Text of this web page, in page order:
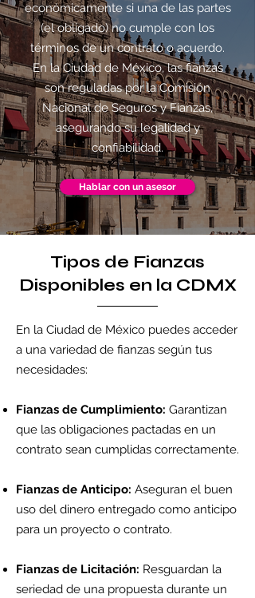
económicamente si una de las partes
(el obligado) no cumple con los
términos de un contrato o acuerdo.
En la Ciudad de México, las fianzas
son reguladas por la Comisión
Nacional de Seguros y Fianzas,
asegurando su legalidad y
confiabilidad.
Hablar con un asesor
Tipos de Fianzas
Disponibles en la CDMX
En la Ciudad de México puedes acceder
a una variedad de fianzas según tus
necesidades:
Fianzas de Cumplimiento: Garantizan
que las obligaciones pactadas en un
contrato sean cumplidas correctamente.
Fianzas de Anticipo: Aseguran el buen
uso del dinero entregado como anticipo
para un proyecto o contrato.
Fianzas de Licitación: Resguardan la
seriedad de una propuesta durante un